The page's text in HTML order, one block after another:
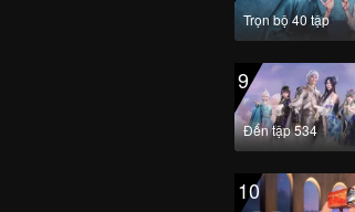
Trọn bộ 40 tập
9
Đến tập 534
10